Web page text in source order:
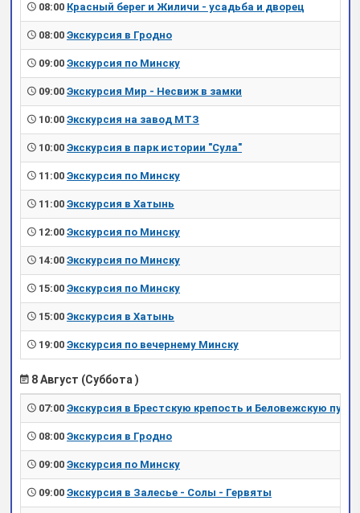
08:00 Красный берег и Жиличи - усадьба и дворец
08:00 Экскурсия в Гродно
09:00 Экскурсия по Минску
09:00 Экскурсия Мир - Несвиж в замки
10:00 Экскурсия на завод МТЗ
10:00 Экскурсия в парк истории "Сула"
11:00 Экскурсия по Минску
11:00 Экскурсия в Хатынь
12:00 Экскурсия по Минску
14:00 Экскурсия по Минску
15:00 Экскурсия по Минску
15:00 Экскурсия в Хатынь
19:00 Экскурсия по вечернему Минску
8 Август (Суббота )
07:00 Экскурсия в Брестскую крепость и Беловежскую пущу
08:00 Экскурсия в Гродно
09:00 Экскурсия по Минску
09:00 Экскурсия в Залесье - Солы - Гервяты